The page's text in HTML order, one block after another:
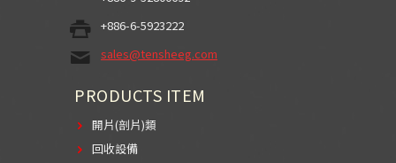
+886-6-5923222
sales@tensheeg.com
PRODUCTS ITEM
開片(剖片)類
回收設備